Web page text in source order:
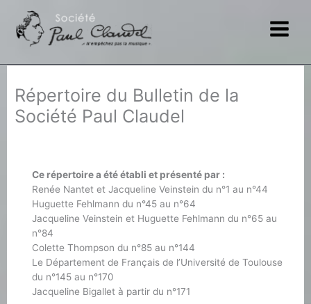
contenu
Répertoire du Bulletin de la
Société Paul Claudel
Ce répertoire a été établi et présenté par :
Renée Nantet et Jacqueline Veinstein du n°1 au n°44
Huguette Fehlmann du n°45 au n°64
Jacqueline Veinstein et Huguette Fehlmann du n°65 au
n°84
Colette Thompson du n°85 au n°144
Le Département de Français de l’Université de Toulouse
du n°145 au n°170
Jacqueline Bigallet à partir du n°171